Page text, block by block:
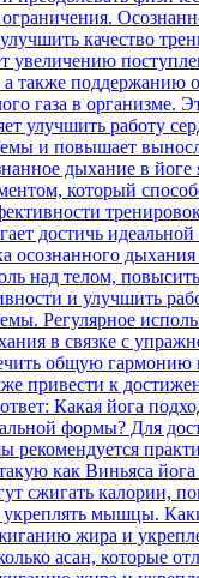
качество
увеличению
также поддержанию
газа в организме.
улучшить работу
и повышает
дыхание в йоге
который
достичь
осознанного дыхания
над телом,
и улучшить
Регулярное
в связке с
общую гармонию
привести к
Какая йога
формы? Для
рекомендуется
как Виньяса
сжигать калории,
укреплять мышцы.
жира и
асан, которые